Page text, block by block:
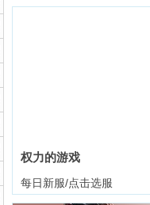
权力的游戏
每日新服/点击选服